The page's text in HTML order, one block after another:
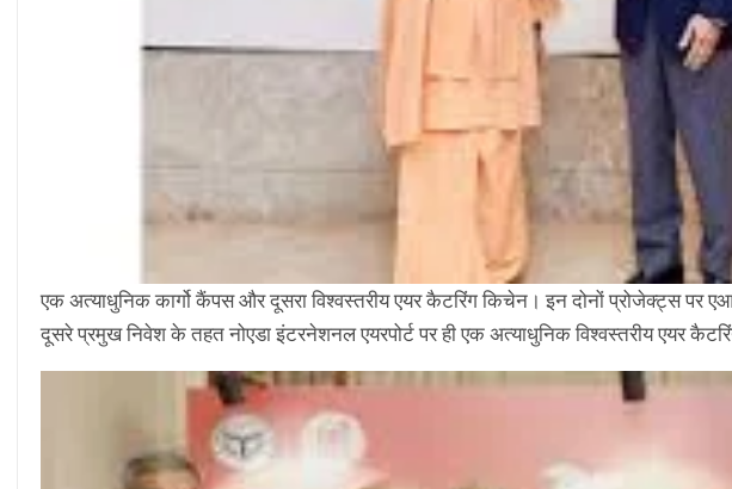
एक अत्याधुनिक कार्गो कैंपस और दूसरा विश्वस्तरीय एयर कैटरिंग किचेन। इन दोनों प्रोजेक्ट्स
दूसरे प्रमुख निवेश के तहत नोएडा इंटरनेशनल एयरपोर्ट पर ही एक अत्याधुनिक विश्वस्तरीय एयर